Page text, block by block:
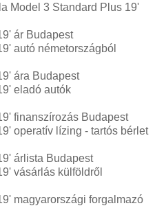
Model 3 Standard Plus 19'
ár Budapest
autó németországból
ára Budapest
eladó autók
finanszírozás Budapest
operatív lízing - tartós bérlet
árlista Budapest
vásárlás külföldről
magyarországi forgalmazó